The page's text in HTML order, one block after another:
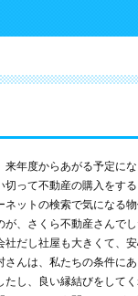
来年度からあがる予定に
切って不動産の購入をす
ネットの検索で気になる
が、さくら不動産さんで
社だし社屋も大きくて、
さんは、私たちの条件に
たし、良い縁結びをして